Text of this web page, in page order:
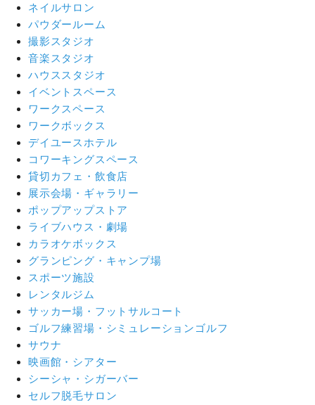
ネイルサロン
パウダールーム
撮影スタジオ
音楽スタジオ
ハウススタジオ
イベントスペース
ワークスペース
ワークボックス
デイユースホテル
コワーキングスペース
貸切カフェ・飲食店
展示会場・ギャラリー
ポップアップストア
ライブハウス・劇場
カラオケボックス
グランピング・キャンプ場
スポーツ施設
レンタルジム
サッカー場・フットサルコート
ゴルフ練習場・シミュレーションゴルフ
サウナ
映画館・シアター
シーシャ・シガーバー
セルフ脱毛サロン